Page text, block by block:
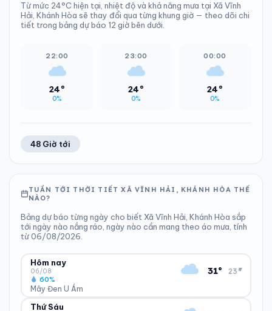
Từ mức 24°C hiện tại, nhiệt độ và khả năng mưa tại Xã Vĩnh
Hải, Khánh Hòa sẽ thay đổi qua từng khung giờ — theo dõi chi
tiết trong bảng dự báo 12 giờ bên dưới.
22:00
24°
0%
23:00
24°
0%
00:00
24°
0%
48 Giờ tới
TUẦN TỚI THỜI TIẾT XÃ VĨNH HẢI, KHÁNH HÒA THẾ
NÀO?
Bảng dự báo từng ngày cho biết Xã Vĩnh Hải, Khánh Hòa sắp
tới ngày nào nắng ráo, ngày nào cần mang theo áo mưa, tính
từ 06/08/2026.
Hôm nay
06/08
Mây Đen U Ám
60%
31° 23°
▾
ĐỘ ẨM
Thứ Sáu